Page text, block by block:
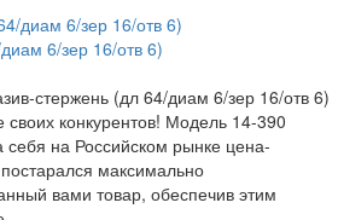
6/зер 16/отв 6)
стержень (дл 64/диам 6/зер 16/отв 6)
конкурентов! Модель 14-390
на Российском рынке цена-
максимально
вами товар, обеспечив этим